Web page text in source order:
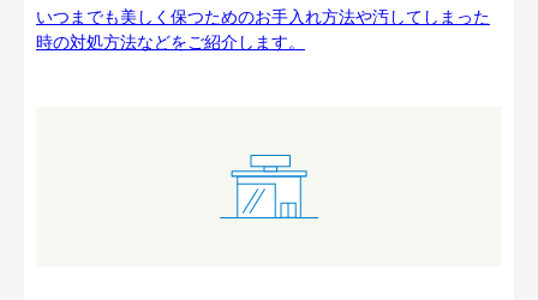
いつまでも美しく保つためのお手入れ方法や汚してしまった
時の対処方法などをご紹介します。